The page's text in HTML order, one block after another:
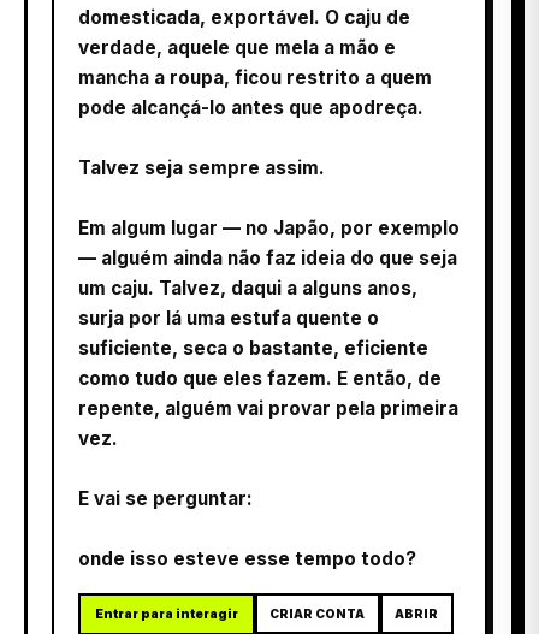
domesticada, exportável. O caju de
verdade, aquele que mela a mão e
mancha a roupa, ficou restrito a quem
pode alcançá-lo antes que apodreça.
Talvez seja sempre assim.
Em algum lugar — no Japão, por exemplo
— alguém ainda não faz ideia do que seja
um caju. Talvez, daqui a alguns anos,
surja por lá uma estufa quente o
suficiente, seca o bastante, eficiente
como tudo que eles fazem. E então, de
repente, alguém vai provar pela primeira
vez.
E vai se perguntar:
onde isso esteve esse tempo todo?
Entrar para interagir CRIAR CONTA ABRIR